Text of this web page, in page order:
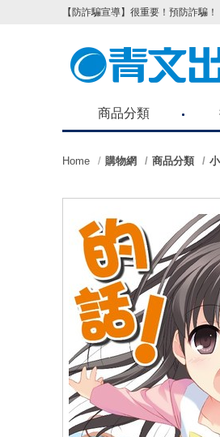
【防詐騙宣導】很重要！預防詐騙
商品分類
Home 購物網 商品分類